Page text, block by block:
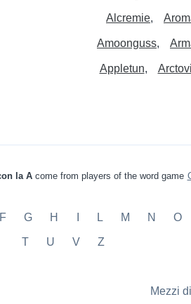
Alcremie
Amoonguss
Appletun
la Acome from players of the word game
F G H L M N O
T U V Z
Mezzi